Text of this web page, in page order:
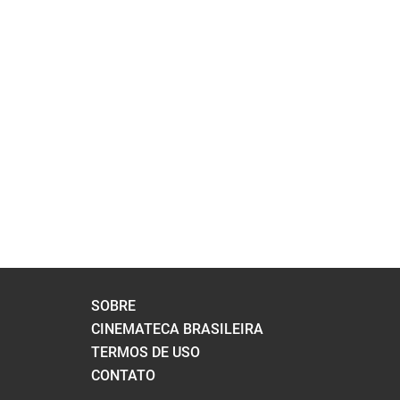
SOBRE
CINEMATECA BRASILEIRA
TERMOS DE USO
CONTATO